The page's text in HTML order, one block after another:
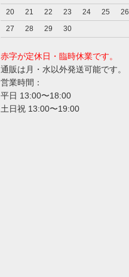
20
21 22 23 24 25
26
27
28 29 30
赤字が定休日・臨時休業です。
通販は月・水以外発送可能です。
営業時間：
平日 13:00〜18:00
土日祝 13:00〜19:00